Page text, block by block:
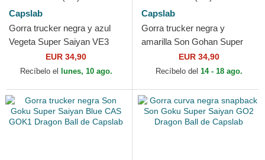
Capslab
Gorra trucker negra y azul
Vegeta Super Saiyan VE3
Dragon Ball de Capslab
EUR 34,90
Recíbelo el lunes, 10 ago.
Capslab
Gorra trucker negra y
amarilla Son Gohan Super
Saiyan 2 DBZSUP Dragon
Ball de Capslab
EUR 34,90
Recíbelo del 14 - 18 ago.